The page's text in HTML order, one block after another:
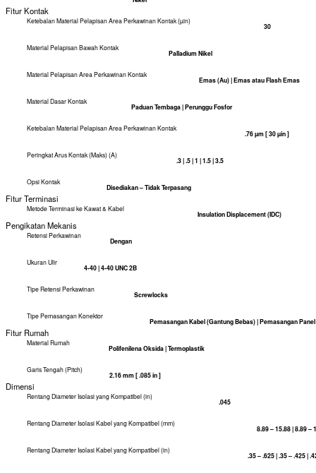
Fitur Badan
Warna Produk Utama
Hitam
Polietilena | Polifenilena Oksida | Termoplastik
Baja Karbon
Standar
180
Material Pelapisan Bawah Kontak
Palladium Nikel
Material Pelapisan Area Perkawinan Kontak
Paduan Tembaga | Perunggu Fosfor
.3 | .5 | 1 | 1.5 | 3.5
Opsi Kontak
Disediakan – Tidak Terpasang
Pengikatan Mekanis
Retensi Perkawinan
Dengan
4-40 | 4-40 UNC 2B
Screwlocks